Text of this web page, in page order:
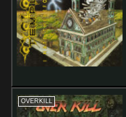
OVERKILL